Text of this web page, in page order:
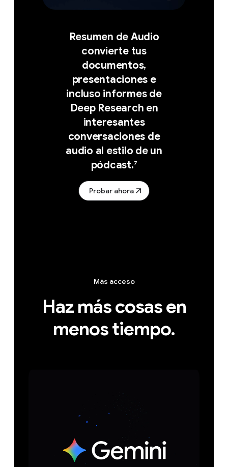
Resumen de Audio
convierte tus
documentos,
presentaciones e
incluso informes de
Deep Research en
interesantes
conversaciones de
audio al estilo de un
pódcast.7
Probar ahora
Más acceso
Haz más cosas en
menos tiempo.